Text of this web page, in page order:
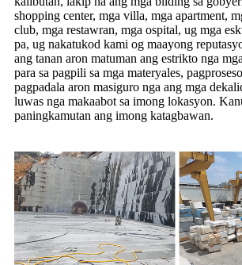
shopping center, mga villa, mga apartment,
club, mga restawran, mga ospital, ug mga
pa, ug nakatukod kami og maayong
ang tanan aron matuman ang estrikto nga
para sa pagpili sa mga materyales,
pagpadala aron masiguro nga ang mga
luwas nga makaabot sa imong lokasyon.
paningkamutan ang imong katagbawan.